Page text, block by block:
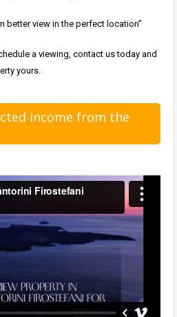
better view in the perfect location”
a viewing, contact us today and
yours.
income from the